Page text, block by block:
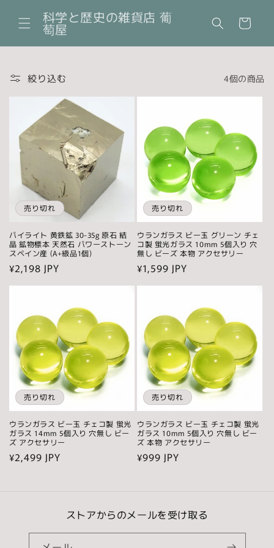
ンツに
進む
科学と歴史の雑貨店 葡
萄屋
ー
絞り込む 4個の商品
売り切れ
パイライト 黄鉄鉱 30-35g 原石 結
晶 鉱物標本 天然石 パワーストーン
スペイン産 (A+級品1個)
通
常
¥2,198 JPY
売り切れ
ウランガラス ビー玉 グリーン チェ
コ製 蛍光ガラス 10mm 5個入り 穴
無し ビーズ 本物 アクセサリー
通
常
¥1,599 JPY
売り切れ
ウランガラス ビー玉 チェコ製 蛍光
ガラス 14mm 5個入り 穴無し ビー
ズ アクセサリー
通
¥2,499 JPY
売り切れ
ウランガラス ビー玉 チェコ製 蛍光
ガラス 10mm 5個入り 穴無し ビー
ズ 本物 アクセサリー
通
¥999 JPY
ストアからのメールを受け取る